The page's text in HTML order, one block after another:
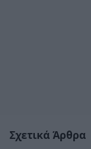
Σχετικά Άρθρα